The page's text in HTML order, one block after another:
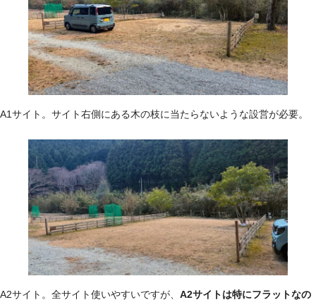
A1サイト。サイト右側にある木の枝に当たらないような設営が必要。
A2サイト。全サイト使いやすいですが、 A2サイトは特にフラットなの